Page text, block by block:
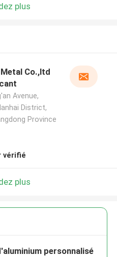
plus
Co.,ltd
Avenue,
District,
Province
vérifié
plus
personnalisé